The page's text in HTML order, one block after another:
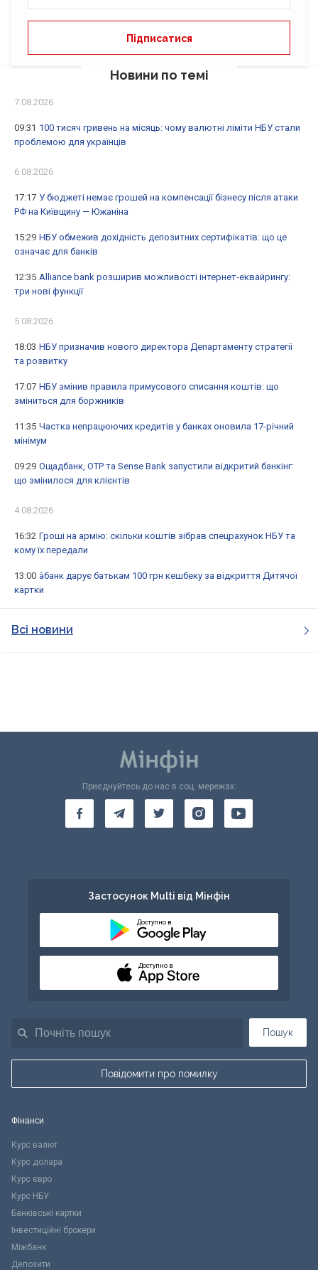
Новини по темі
7.08.2026
09:31 100 тисяч гривень на місяць: чому валютні ліміти НБУ стали
проблемою для українців
6.08.2026
17:17 У бюджеті немає грошей на компенсації бізнесу після атаки
РФ на Київщину — Южаніна
15:29 НБУ обмежив дохідність депозитних сертифікатів: що це
означає для банків
12:35 Alliance bank розширив можливості інтернет-еквайрингу:
три нові функції
5.08.2026
18:03 НБУ призначив нового директора Департаменту стратегії
та розвитку
17:07 НБУ змінив правила примусового списання коштів: що
зміниться для боржників
11:35 Частка непрацюючих кредитів у банках оновила 17-річний
мінімум
09:29 Ощадбанк, OTP та Sense Bank запустили відкритий банкінг:
що змінилося для клієнтів
4.08.2026
16:32 Гроші на армію: скільки коштів зібрав спецрахунок НБУ та
кому їх передали
13:00 àбанк дарує батькам 100 грн кешбеку за відкриття Дитячої
картки
Всі новини
Пошук
Повідомити про помилку
Приєднуйтесь до нас в соц. мережах:
Застосунок Multi від Мінфін
Доступно в
Доступно в
Фінанси
Курс валют
Курс долара
Курс євро
Курс НБУ
Банківські картки
Інвестиційні брокери
Міжбанк
Депозити